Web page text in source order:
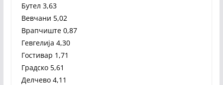
Бутел 3,63
Вевчани 5,02
Врапчиште 0,87
Гевгелија 4,30
Гостивар 1,71
Градско 5,61
Делчево 4,11